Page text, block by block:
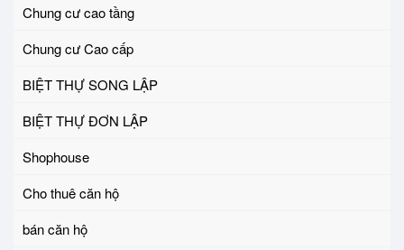
Chung cư cao tầng
Chung cư Cao cấp
BIỆT THỰ SONG LẬP
BIỆT THỰ ĐƠN LẬP
Shophouse
Cho thuê căn hộ
bán căn hộ